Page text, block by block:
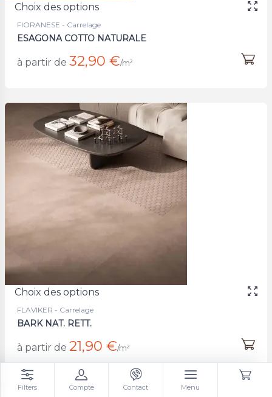
Choix des options
FIORANESE - Carrelage
ESAGONA COTTO NATURALE
à partir de 32,90 €/m²
Choix des options
FLAVIKER - Carrelage
BARK NAT. RETT.
à partir de 21,90 €/m²
Filters Compte Contact Menu